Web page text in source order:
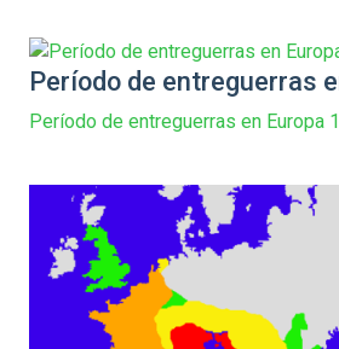
Período de entreguerras
Período de entreguerras en Europa